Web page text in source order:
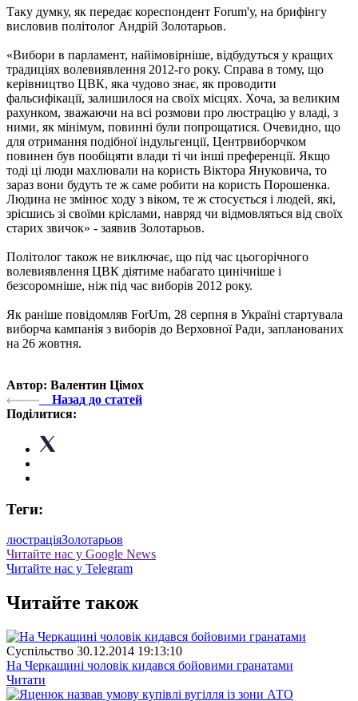
Таку думку, як передає кореспондент Forum'у, на брифінгу
висловив політолог Андрій Золотарьов.
«Вибори в парламент, найімовірніше, відбудуться у кращих
традиціях волевиявлення 2012-го року. Справа в тому, що
керівництво ЦВК, яка чудово знає, як проводити
фальсифікації, залишилося на своїх місцях. Хоча, за великим
рахунком, зважаючи на всі розмови про люстрацію у владі, з
ними, як мінімум, повинні були попрощатися. Очевидно, що
для отримання подібної індульгенції, Центрвиборчком
повинен був пообіцяти влади ті чи інші преференції. Якщо
тоді ці люди махлювали на користь Віктора Януковича, то
зараз вони будуть те ж саме робити на користь Порошенка.
Людина не змінює ходу з віком, те ж стосується і людей, які,
зрісшись зі своїми кріслами, навряд чи відмовляться від своїх
старих звичок» - заявив Золотарьов.
Політолог також не виключає, що під час цьогорічного
волевиявлення ЦВК діятиме набагато цинічніше і
безсоромніше, ніж під час виборів 2012 року.
Як раніше повідомляв ForUm, 28 серпня в Україні стартувала
виборча кампанія з виборів до Верховної Ради, запланованих
на 26 жовтня.
Автор: Валентин Цімох
Назад до статей
Поділитися:
Теги:
люстраціяЗолотарьов
Читайте нас у Google News
Читайте нас у Telegram
Читайте також
Суспiльство 30.12.2014 19:13:10
На Черкащині чоловік кидався бойовими гранатами
Читати